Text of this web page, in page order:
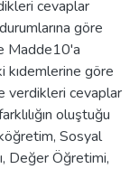
cevaplar
göre
Madde10'a
kıdemlerine göre
verdikleri cevaplar
oluştuğu
Sosyal
Değer Öğretimi,